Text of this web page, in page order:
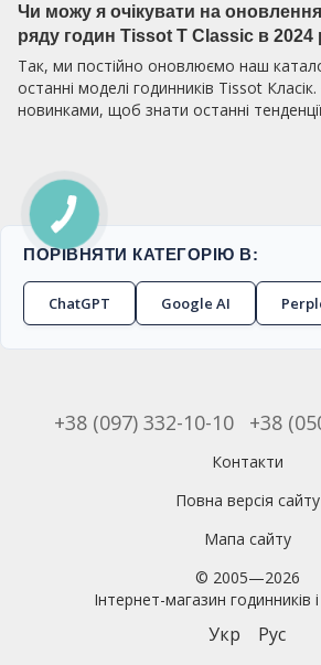
Чи можу я очікувати на
ряду годин Tissot T Classic в 2024
Так, ми постійно оновлюємо наш
останні моделі годинників Tissot Класік.
новинками, щоб знати останні
ПОРІВНЯТИ КАТЕГОРІЮ В:
ChatGPT Google AI
+38 (097) 332-10-10 +38
Контакти
Повна версія сайту
Мапа сайту
© 2005—2026
Інтернет-магазин годинників
Укр Рус